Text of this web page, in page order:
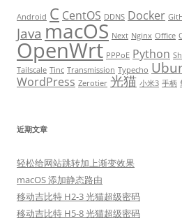
Android C CentOS DDNS Docker
Java macOS Next Nginx Office
OpenWrt PPPoE Python
Tailscale Tinc Transmission Typecho
WordPress Zerotier 光猫 小米3 手柄
近期文章
轻松给网站跳转加上渐变效果
macOS 添加静态路由
移动吉比特 H2-3 光猫超级密码
移动吉比特 H5-8 光猫超级密码